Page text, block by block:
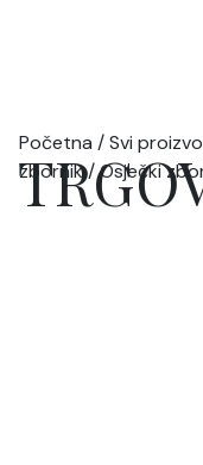
Početna /Svi
zbornik/ Osječki